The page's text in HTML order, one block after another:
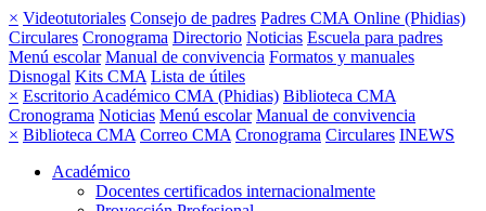
× Videotutoriales Consejo de padres Padres CMA Online (Phidias)
Circulares Cronograma Directorio Noticias Escuela para padres
Menú escolar Manual de convivencia Formatos y manuales
Disnogal Kits CMA Lista de útiles
× Escritorio Académico CMA (Phidias) Biblioteca CMA
Cronograma Noticias Menú escolar Manual de convivencia
× Biblioteca CMA Correo CMA Cronograma Circulares INEWS
Académico
Docentes certificados internacionalmente